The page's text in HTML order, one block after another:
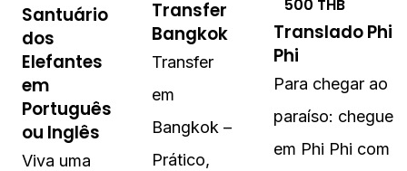
Santuário
dos
Elefantes
em
Português
ou Inglês
Viva uma
Transfer
Bangkok
Transfer
em
Bangkok –
Prático,
500 THB
Translado Phi
Phi
Para chegar ao
paraíso: chegue
em Phi Phi com